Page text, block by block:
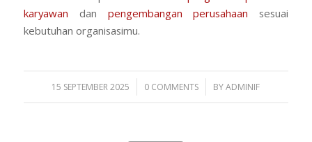
karyawan dan pengembangan perusahaan sesuai
kebutuhan organisasimu.
15 SEPTEMBER 2025
/ 0 COMMENTS
/ BYADMINIF